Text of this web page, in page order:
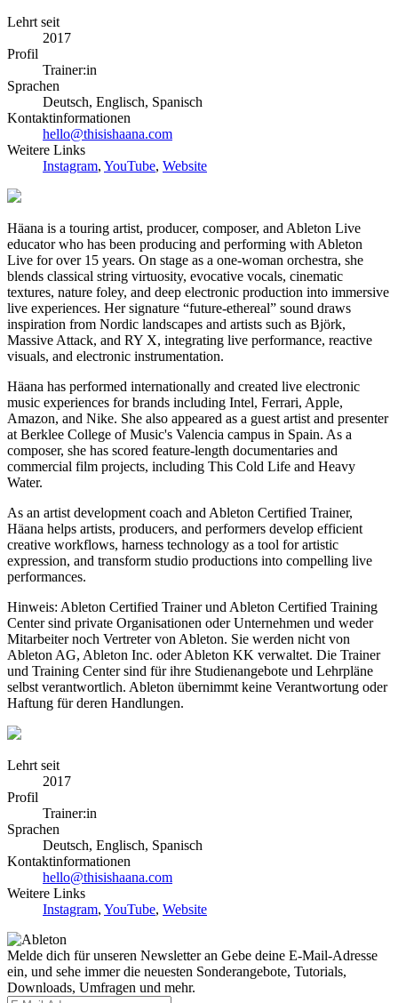
Lehrt seit
2017
Profil
Trainer:in
Sprachen
Deutsch, Englisch, Spanisch
Kontaktinformationen
hello@thisishaana.com
Weitere Links
Instagram, YouTube, Website
Häana is a touring artist, producer, composer, and Ableton Live
educator who has been producing and performing with Ableton
Live for over 15 years. On stage as a one-woman orchestra, she
blends classical string virtuosity, evocative vocals, cinematic
textures, nature foley, and deep electronic production into immersive
live experiences. Her signature “future-ethereal” sound draws
inspiration from Nordic landscapes and artists such as Björk,
Massive Attack, and RY X, integrating live performance, reactive
visuals, and electronic instrumentation.
Häana has performed internationally and created live electronic
music experiences for brands including Intel, Ferrari, Apple,
Amazon, and Nike. She also appeared as a guest artist and presenter
at Berklee College of Music's Valencia campus in Spain. As a
composer, she has scored feature-length documentaries and
commercial film projects, including This Cold Life and Heavy
Water.
As an artist development coach and Ableton Certified Trainer,
Häana helps artists, producers, and performers develop efficient
creative workflows, harness technology as a tool for artistic
expression, and transform studio productions into compelling live
performances.
Hinweis: Ableton Certified Trainer und Ableton Certified Training
Center sind private Organisationen oder Unternehmen und weder
Mitarbeiter noch Vertreter von Ableton. Sie werden nicht von
Ableton AG, Ableton Inc. oder Ableton KK verwaltet. Die Trainer
und Training Center sind für ihre Studienangebote und Lehrpläne
selbst verantwortlich. Ableton übernimmt keine Verantwortung oder
Haftung für deren Handlungen.
Lehrt seit
2017
Profil
Trainer:in
Sprachen
Deutsch, Englisch, Spanisch
Kontaktinformationen
hello@thisishaana.com
Weitere Links
Instagram, YouTube, Website
Melde dich für unseren Newsletter an Gebe deine E-Mail-Adresse
ein, und sehe immer die neuesten Sonderangebote, Tutorials,
Downloads, Umfragen und mehr.